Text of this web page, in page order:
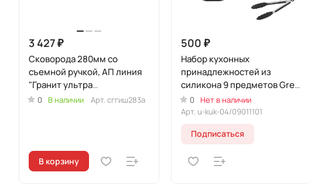
3 427 ₽
Сковорода 280мм со
съемной ручкой, АП линия
"Гранит ультра
индукционная" (Синий)
0 В наличии Арт. сггиш283а
В корзину
500 ₽
Набор кухонных
принадлежностей из
силикона 9 предметов Grey
(Уцененный товар)
0
Нет в наличии
Арт. u-kuk-04/09011101
Подписаться